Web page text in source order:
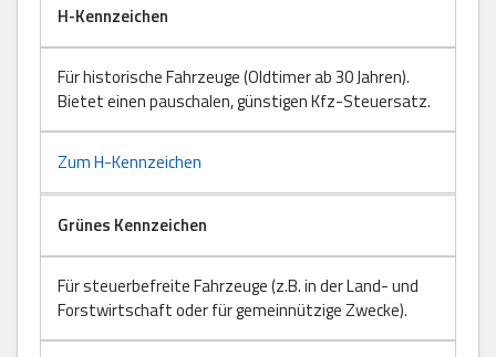
H-Kennzeichen
Für historische Fahrzeuge (Oldtimer ab 30 Jahren).
Bietet einen pauschalen, günstigen Kfz-Steuersatz.
Zum H-Kennzeichen
Grünes Kennzeichen
Für steuerbefreite Fahrzeuge (z.B. in der Land- und
Forstwirtschaft oder für gemeinnützige Zwecke).